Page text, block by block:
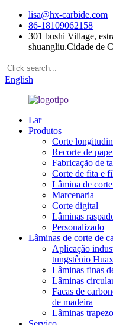
lisa@hx-carbide.com
86-18109062158
301 bushi Village,
shuangliu.Cidade de
English
Lar
Produtos
Corte
Recorte de
Fabricação de
Corte de fita e
Lâmina de
Marcenaria
Corte digital
Lâminas
Personalizado
Lâminas de corte de
Aplicação
tungstênio
Lâminas finas
Lâminas
Facas de
de madeira
Lâminas